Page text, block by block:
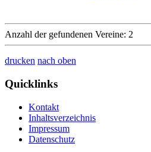
Anzahl der gefundenen Vereine: 2
drucken nach oben
Quicklinks
Kontakt
Inhaltsverzeichnis
Impressum
Datenschutz